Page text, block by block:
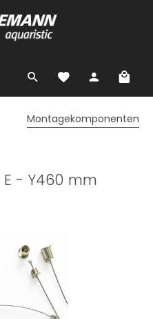
Montagekomponenten
- Y460 mm